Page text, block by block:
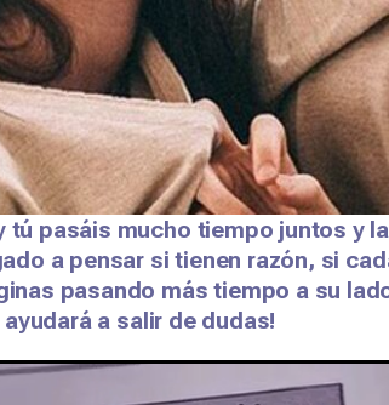
tú pasáis mucho tiempo juntos y
a pensar si tienen razón, si
pasando más tiempo a su
a salir de dudas!